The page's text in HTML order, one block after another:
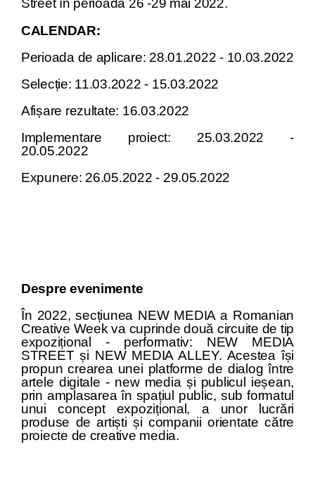
Street în perioada 26 -29 mai 2022.
CALENDAR:
Perioada de aplicare: 28.01.2022 - 10.03.2022
Selecție: 11.03.2022 - 15.03.2022
Afișare rezultate: 16.03.2022
Implementare proiect: 25.03.2022 -
20.05.2022
Expunere: 26.05.2022 - 29.05.2022
Despre evenimente
În 2022, secțiunea NEW MEDIA a Romanian
Creative Week va cuprinde două circuite de tip
expozițional - performativ: NEW MEDIA
STREET și NEW MEDIA ALLEY. Acestea își
propun crearea unei platforme de dialog între
artele digitale - new media și publicul ieșean,
prin amplasarea în spațiul public, sub formatul
unui concept expozițional, a unor lucrări
produse de artiști și companii orientate către
proiecte de creative media.